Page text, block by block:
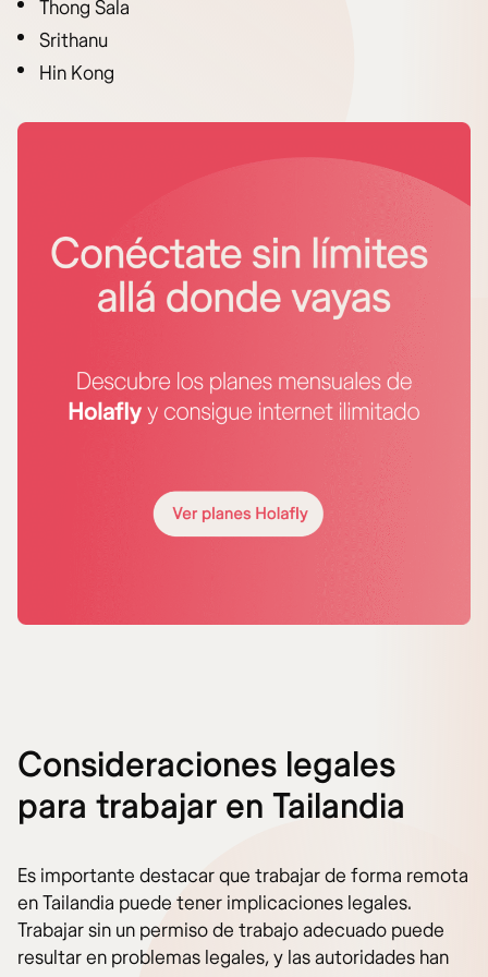
Thong Sala
Srithanu
Hin Kong
Consideraciones legales
para trabajar en Tailandia
Es importante destacar que trabajar de forma remota
en Tailandia puede tener implicaciones legales.
Trabajar sin un permiso de trabajo adecuado puede
resultar en problemas legales, y las autoridades han